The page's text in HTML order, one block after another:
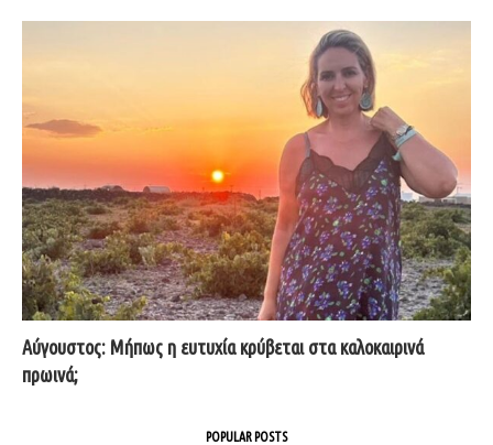
Αύγουστος: Μήπως η ευτυχία κρύβεται στα καλοκαιρινά
πρωινά;
POPULAR POSTS